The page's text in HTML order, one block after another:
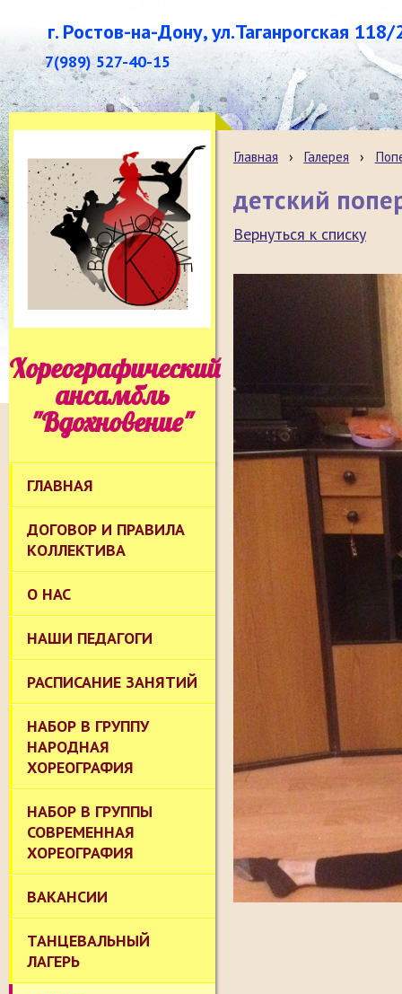
г. Ростов-на-Дону, ул.Таганрогская 118/
7(989) 527-40-15
Хореографический
ансамбль
"Вдохновение"
ГЛАВНАЯ
ДОГОВОР И ПРАВИЛА
КОЛЛЕКТИВА
О НАС
НАШИ ПЕДАГОГИ
РАСПИСАНИЕ ЗАНЯТИЙ
НАБОР В ГРУППУ
НАРОДНАЯ
ХОРЕОГРАФИЯ
НАБОР В ГРУППЫ
СОВРЕМЕННАЯ
ХОРЕОГРАФИЯ
ВАКАНСИИ
ТАНЦЕВАЛЬНЫЙ
ЛАГЕРЬ
Главная › Галерея ›
детский
Вернуться к списку